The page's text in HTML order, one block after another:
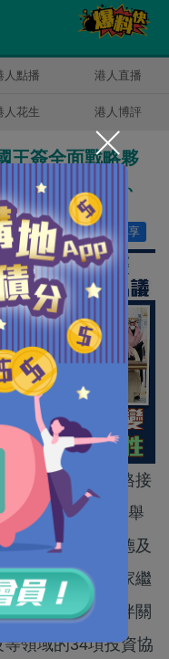
人點播 港人直播
人花生 港人博評
王簽全面戰略夥
形勢複雜演變、
分享
讚好 8
阿拉伯最高規格接
（8日）在王宮舉
特王儲穆罕默德及
將同阿拉伯國家繼
強全面戰略夥伴關
領域的34項投資協